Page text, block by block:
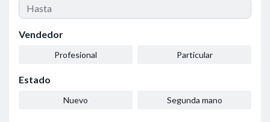
Vendedor
Profesional Particular
Estado
Nuevo Segunda mano